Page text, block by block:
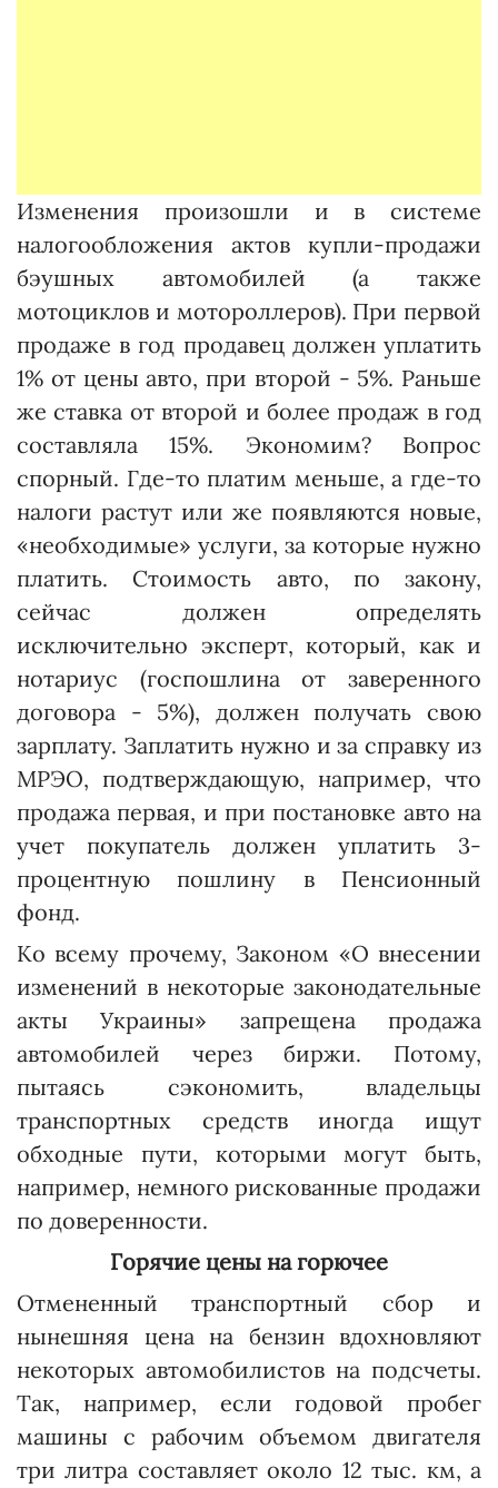
Изменения произошли и в системе
налогообложения актов купли-продажи
бэушных автомобилей (а также
мотоциклов и мотороллеров). При первой
продаже в год продавец должен уплатить
1% от цены авто, при второй - 5%. Раньше
же ставка от второй и более продаж в год
составляла 15%. Экономим? Вопрос
спорный. Где-то платим меньше, а где-то
налоги растут или же появляются новые,
«необходимые» услуги, за которые нужно
платить. Стоимость авто, по закону,
сейчас должен определять
исключительно эксперт, который, как и
нотариус (госпошлина от заверенного
договора - 5%), должен получать свою
зарплату. Заплатить нужно и за справку из
МРЭО, подтверждающую, например, что
продажа первая, и при постановке авто на
учет покупатель должен уплатить 3-
процентную пошлину в Пенсионный
фонд.
Ко всему прочему, Законом «О внесении
изменений в некоторые законодательные
акты Украины» запрещена продажа
автомобилей через биржи. Потому,
пытаясь сэкономить, владельцы
транспортных средств иногда ищут
обходные пути, которыми могут быть,
например, немного рискованные продажи
по доверенности.
Горячие цены на горючее
Отмененный транспортный сбор и
нынешняя цена на бензин вдохновляют
некоторых автомобилистов на подсчеты.
Так, например, если годовой пробег
машины с рабочим объемом двигателя
три литра составляет около 12 тыс. км, а